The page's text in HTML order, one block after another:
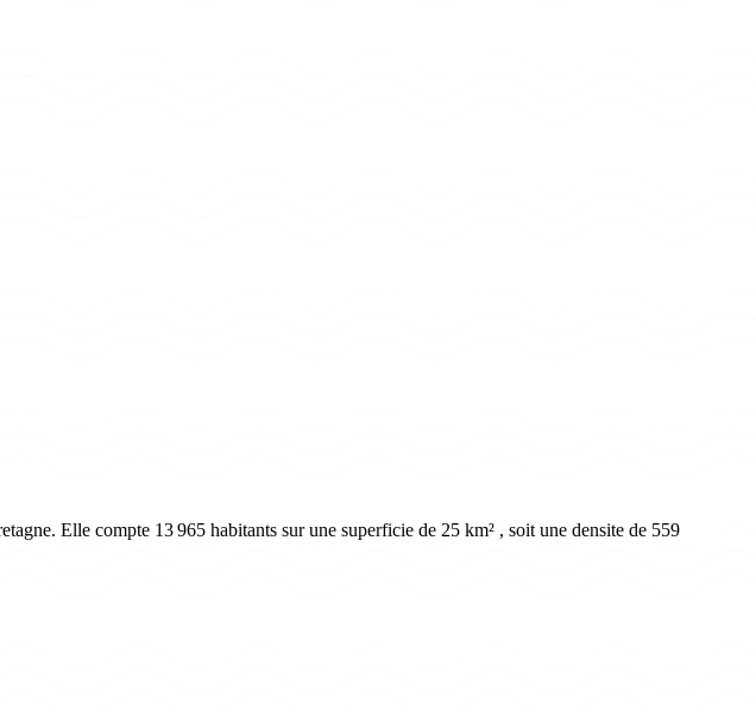
Elle compte 13 965 habitants sur une superficie de 25 km² , soit une densite de 559